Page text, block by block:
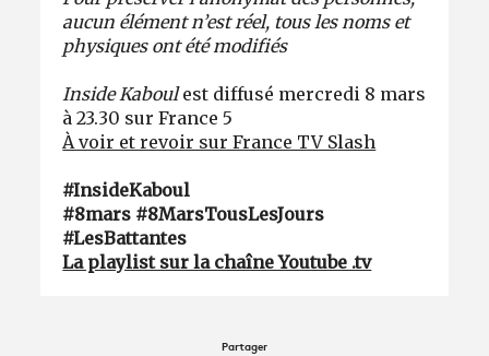
aucun élément n’est réel, tous les noms et
physiques ont été modifiés
Inside Kaboulest diffusé mercredi 8 mars
à 23.30 sur France 5
À voir et revoir sur France TV Slash
#InsideKaboul
#8mars #8MarsTousLesJours
#LesBattantes
La playlist sur la chaîne Youtube .tv
Partager